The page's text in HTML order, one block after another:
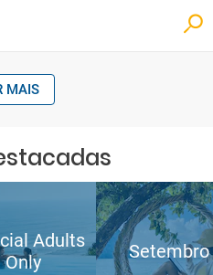
MAIS
Adults
Only
Setembro